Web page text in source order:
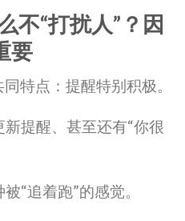
不“打扰人”？因
要
特点：提醒特别积极。
提醒、甚至还有“你很
“追着跑”的感觉。